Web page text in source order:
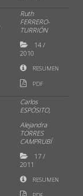
Ruth
FERRERO-
TURRIÓN
14 /
2010
RESUMEN
PDF
Carlos
ESPÓSITO,
Alejandra
TORRES
CAMPRUBÍ
17 /
2011
RESUMEN